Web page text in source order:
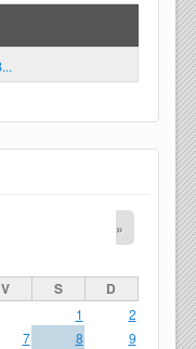
»
V S D
1
2
7 8
9